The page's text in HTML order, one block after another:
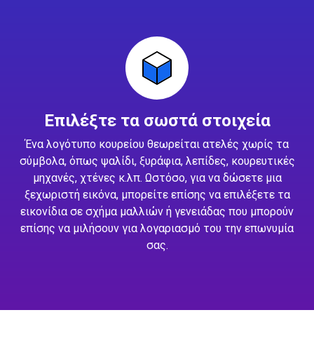
Επιλέξτε τα σωστά στοιχεία
Ένα λογότυπο κουρείου θεωρείται ατελές χωρίς τα
σύμβολα, όπως ψαλίδι, ξυράφια, λεπίδες, κουρευτικές
μηχανές, χτένες κ.λπ. Ωστόσο, για να δώσετε μια
ξεχωριστή εικόνα, μπορείτε επίσης να επιλέξετε τα
εικονίδια σε σχήμα μαλλιών ή γενειάδας που μπορούν
επίσης να μιλήσουν για λογαριασμό του την επωνυμία
σας.